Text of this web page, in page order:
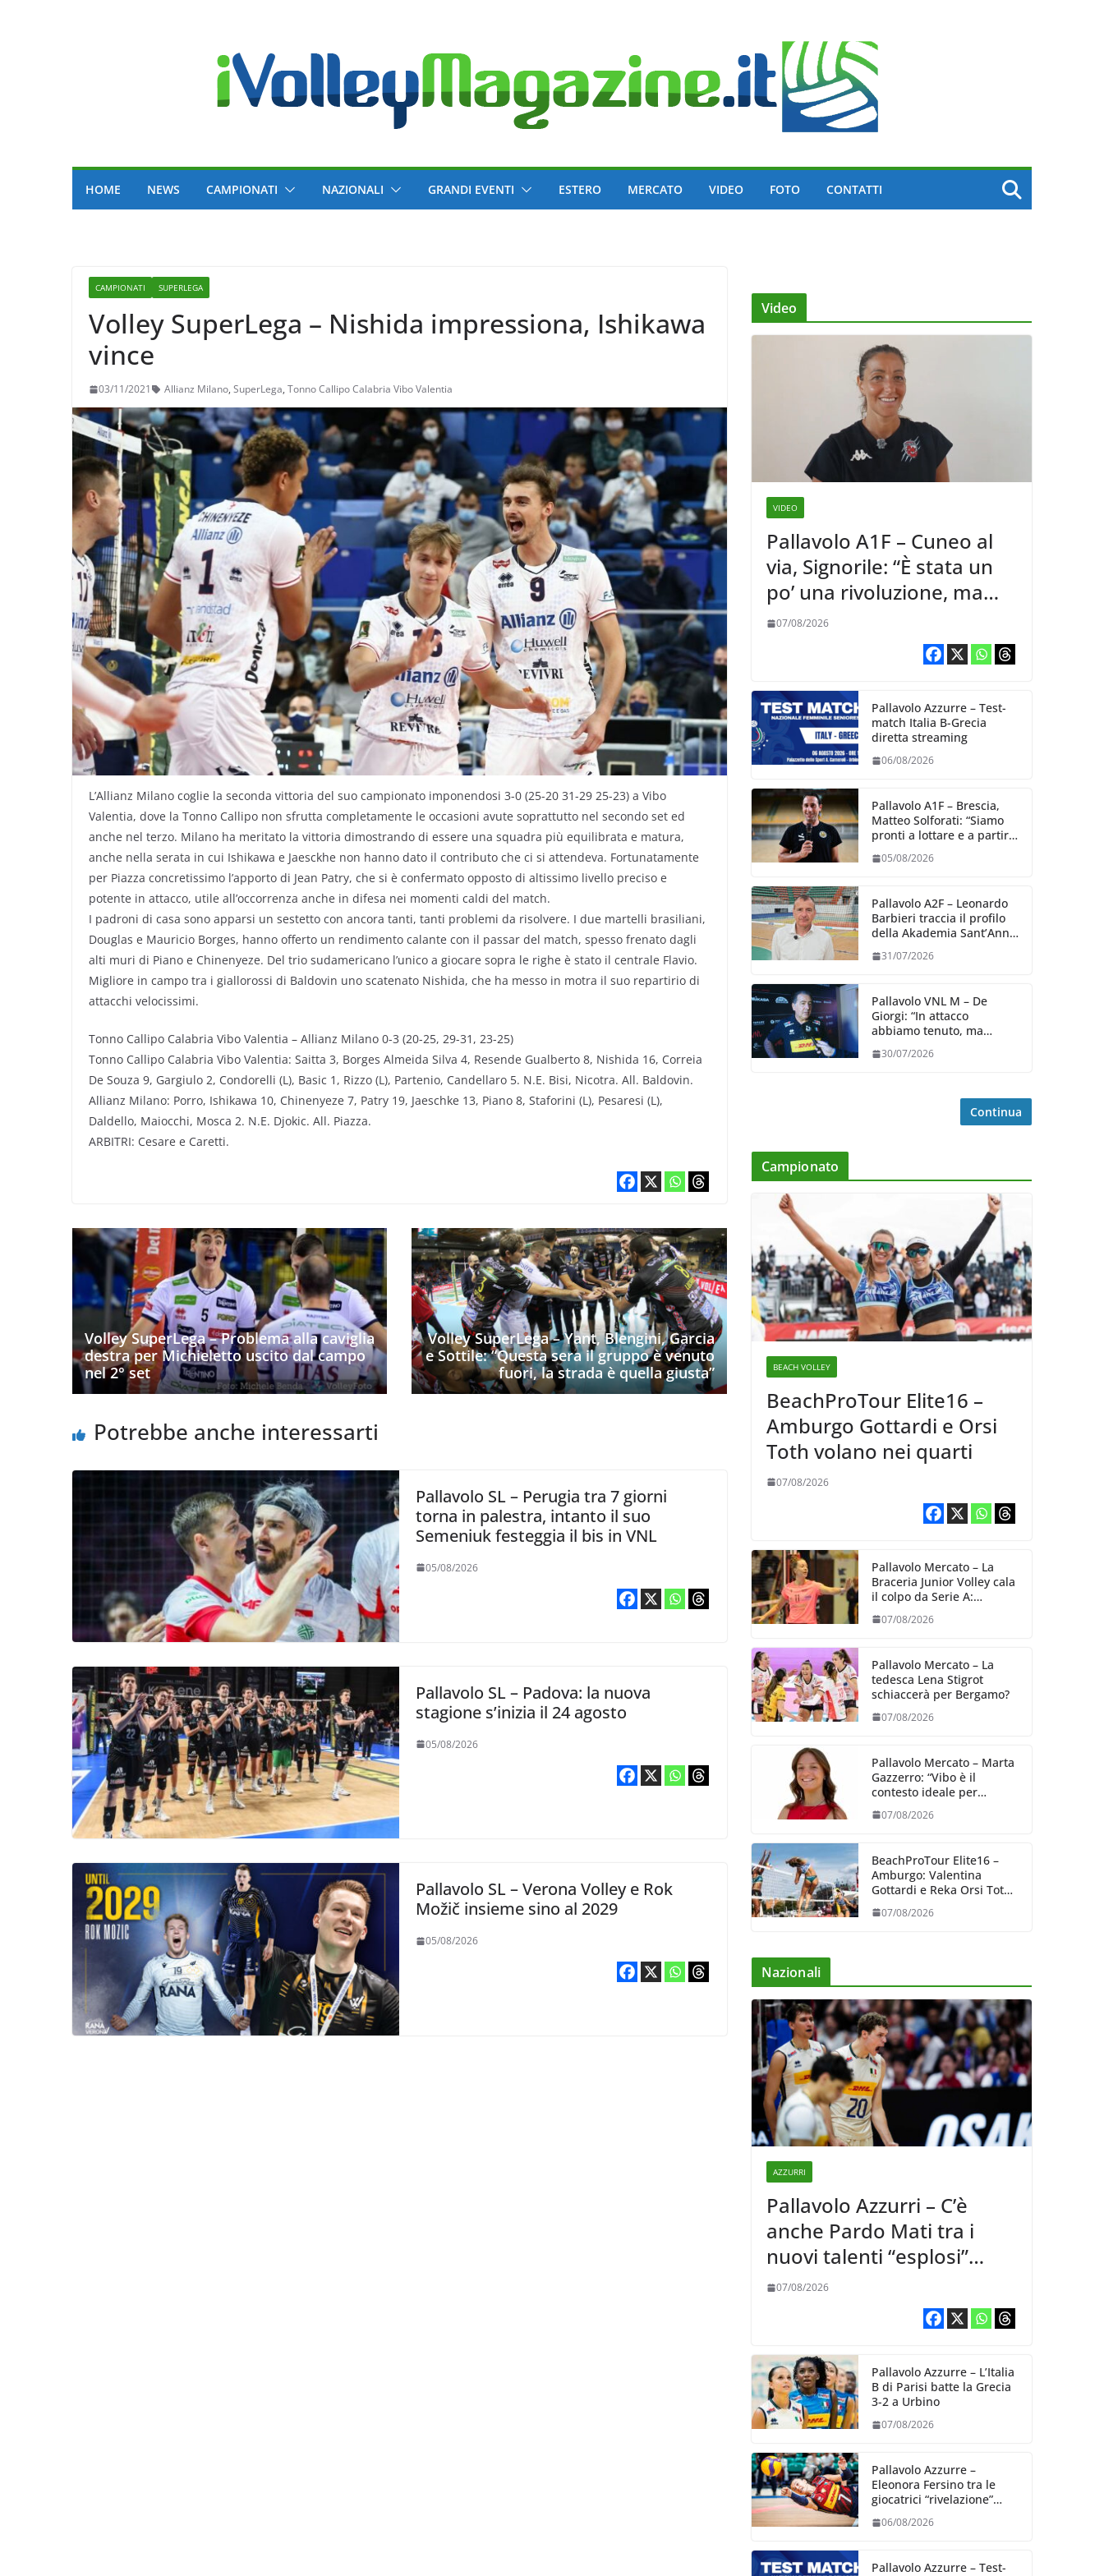
HOME NEWS CAMPIONATI NAZIONALI GRANDI EVENTI ESTERO MERCATO VIDEO FOTO CONTATTI
CAMPIONATI SUPERLEGA
Volley SuperLega – Nishida impressiona, Ishikawa
vince
03/11/2021 Allianz Milano, SuperLega, Tonno Callipo Calabria Vibo Valentia
L’Allianz Milano coglie la seconda vittoria del suo campionato imponendosi 3-0 (25-20 31-29 25-23) a Vibo
Valentia, dove la Tonno Callipo non sfrutta completamente le occasioni avute soprattutto nel secondo set ed
anche nel terzo. Milano ha meritato la vittoria dimostrando di essere una squadra più equilibrata e matura,
anche nella serata in cui Ishikawa e Jaesckhe non hanno dato il contributo che ci si attendeva. Fortunatamente
per Piazza concretissimo l’apporto di Jean Patry, che si è confermato opposto di altissimo livello preciso e
potente in attacco, utile all’occorrenza anche in difesa nei momenti caldi del match.
I padroni di casa sono apparsi un sestetto con ancora tanti, tanti problemi da risolvere. I due martelli brasiliani,
Douglas e Mauricio Borges, hanno offerto un rendimento calante con il passar del match, spesso frenato dagli
alti muri di Piano e Chinenyeze. Del trio sudamericano l’unico a giocare sopra le righe è stato il centrale Flavio.
Migliore in campo tra i giallorossi di Baldovin uno scatenato Nishida, che ha messo in motra il suo repartirio di
attacchi velocissimi.
Tonno Callipo Calabria Vibo Valentia – Allianz Milano 0-3 (20-25, 29-31, 23-25)
Tonno Callipo Calabria Vibo Valentia: Saitta 3, Borges Almeida Silva 4, Resende Gualberto 8, Nishida 16, Correia
De Souza 9, Gargiulo 2, Condorelli (L), Basic 1, Rizzo (L), Partenio, Candellaro 5. N.E. Bisi, Nicotra. All. Baldovin.
Allianz Milano: Porro, Ishikawa 10, Chinenyeze 7, Patry 19, Jaeschke 13, Piano 8, Staforini (L), Pesaresi (L),
Daldello, Maiocchi, Mosca 2. N.E. Djokic. All. Piazza.
ARBITRI: Cesare e Caretti.
Volley SuperLega – Problema alla caviglia
destra per Michieletto uscito dal campo
nel 2° set
Volley SuperLega – Yant, Blengini, Garcia
e Sottile: “Questa sera il gruppo è venuto
fuori, la strada è quella giusta”
Potrebbe anche interessarti
Pallavolo SL – Perugia tra 7 giorni
torna in palestra, intanto il suo
Semeniuk festeggia il bis in VNL
05/08/2026
Pallavolo SL – Padova: la nuova
stagione s’inizia il 24 agosto
05/08/2026
Pallavolo SL – Verona Volley e Rok
Možič insieme sino al 2029
05/08/2026
Video
VIDEO
Pallavolo A1F – Cuneo al
via, Signorile: “È stata un
po’ una rivoluzione, ma
abbiamo le idee chiare siu
cosa vogliamo fare”
07/08/2026
Pallavolo Azzurre – Test-
match Italia B-Grecia
diretta streaming
06/08/2026
Pallavolo A1F – Brescia,
Matteo Solforati: “Siamo
pronti a lottare e a partire
giorno”
05/08/2026
Pallavolo A2F – Leonardo
Barbieri traccia il profilo
della Akademia Sant’Anna
31/07/2026
Pallavolo VNL M – De
Giorgi: “In attacco
abbiamo tenuto, ma
dalla prestazione in
30/07/2026
Continua
Campionato
BEACH VOLLEY
BeachProTour Elite16 –
Amburgo Gottardi e Orsi
Toth volano nei quarti
07/08/2026
Pallavolo Mercato – La
Braceria Junior Volley cala
il colpo da Serie A:
Barbara Varaldo è il nuovo
riferimento dell’attacco
07/08/2026
Pallavolo Mercato – La
tedesca Lena Stigrot
schiaccerà per Bergamo?
07/08/2026
Pallavolo Mercato – Marta
Gazzerro: “Vibo è il
contesto ideale per
crescere e mettermi alla
prova”
07/08/2026
BeachProTour Elite16 –
Amburgo: Valentina
Gottardi e Reka Orsi Toth
partenza lanciata
07/08/2026
Nazionali
AZZURRI
Pallavolo Azzurri – C’è
anche Pardo Mati tra i
nuovi talenti “esplosi”
nella VNL 2026 per
07/08/2026
Pallavolo Azzurre – L’Italia
B di Parisi batte la Grecia
3-2 a Urbino
07/08/2026
Pallavolo Azzurre –
Eleonora Fersino tra le
giocatrici “rivelazione”
Volleyball World
06/08/2026
Pallavolo Azzurre – Test-